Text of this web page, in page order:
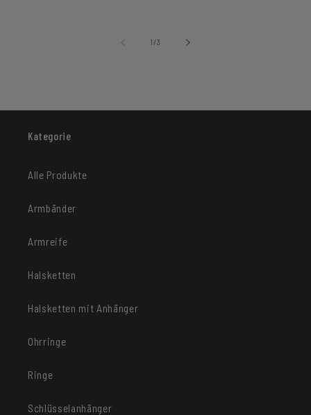
1 /von
3
Kategorie
Alle Produkte
Armbänder
Armreife
Halsketten
Halsketten mit Anhänger
Ohrringe
Ringe
Schlüsselanhänger